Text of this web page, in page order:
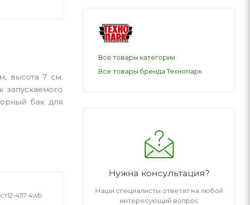
высота 7 см.
запускаемого
бак для
ст12-457-4wb
Все товары категории
Все товары бренда Технопарк
Нужна консультация?
Наши специалисты ответят на любой
интересующий вопрос